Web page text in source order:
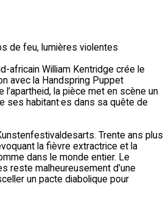
de feu, lumières violentes
africain William Kentridge crée le
avec la Handspring Puppet
la pièce met en scène un
ses habitant·es dans sa quête de
Trente ans plus
la fièvre extractrice et la
dans le monde entier. Le
reste malheureusement d’une
un pacte diabolique pour